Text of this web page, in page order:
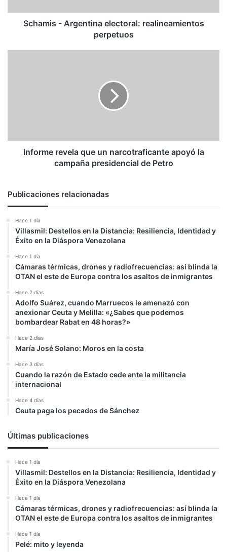
Schamis - Argentina electoral: realineamientos
perpetuos
presidencial
Informe revela que un narcotraficante apoyó la
campaña presidencial de Petro
Publicaciones relacionadas
Hace 1 día
Villasmil: Destellos en la Distancia: Resiliencia, Identidad y
Éxito en la Diáspora Venezolana
Hace 1 día
Cámaras térmicas, drones y radiofrecuencias: así blinda la
OTAN el este de Europa contra los asaltos de inmigrantes
Hace 2 días
Adolfo Suárez, cuando Marruecos le amenazó con
anexionar Ceuta y Melilla: «¿Sabes que podemos
bombardear Rabat en 48 horas?»
Hace 2 días
María José Solano: Moros en la costa
Hace 3 días
Cuando la razón de Estado cede ante la militancia
internacional
Hace 4 días
Ceuta paga los pecados de Sánchez
Últimas publicaciones
Hace 1 día
Villasmil: Destellos en la Distancia: Resiliencia, Identidad y
Éxito en la Diáspora Venezolana
Hace 1 día
Cámaras térmicas, drones y radiofrecuencias: así blinda la
OTAN el este de Europa contra los asaltos de inmigrantes
Hace 1 día
Pelé: mito y leyenda